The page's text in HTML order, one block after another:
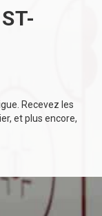
Recevez les
et plus encore,